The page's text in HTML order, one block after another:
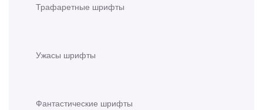
Трафаретные шрифты
Ужасы шрифты
Фантастические шрифты